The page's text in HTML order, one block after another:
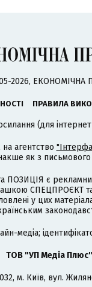
2026, ЕКОНОМІЧНА
ПРАВИЛА
(для
на агентство
як з письмового
є
у цих
медіа;
ТОВ "УП Медіа Плюс"
м. Київ, вул.